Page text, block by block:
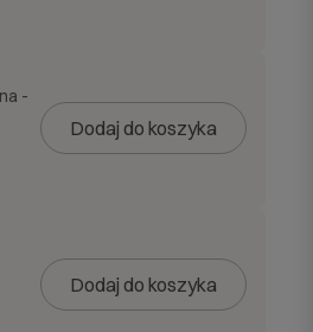
-
Dodaj do koszyka
Dodaj do koszyka